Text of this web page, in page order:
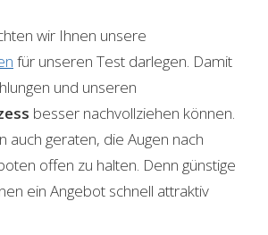
wir Ihnen unsere
für unseren Test darlegen. Damit
und unseren
besser nachvollziehen können.
auch geraten, die Augen nach
offen zu halten. Denn günstige
ein Angebot schnell attraktiv